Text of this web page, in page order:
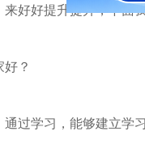
好好提升提升，下面
？
学习，能够建立学习